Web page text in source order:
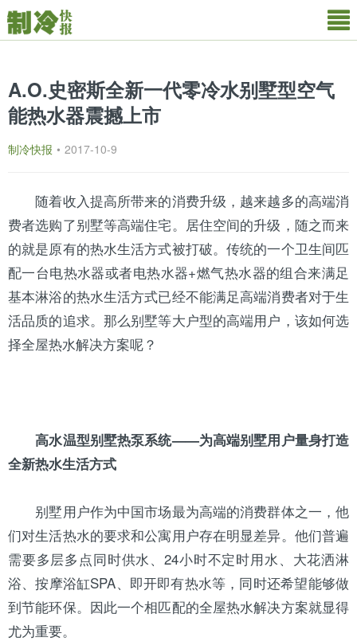
A.O.史密斯全新一代零冷水别墅型空气
能热水器震撼上市
制冷快报 • 2017-10-9
随着收入提高所带来的消费升级，越来越多的高端消
费者选购了别墅等高端住宅。居住空间的升级，随之而来
的就是原有的热水生活方式被打破。传统的一个卫生间匹
配一台电热水器或者电热水器+燃气热水器的组合来满足
基本淋浴的热水生活方式已经不能满足高端消费者对于生
活品质的追求。那么别墅等大户型的高端用户，该如何选
择全屋热水解决方案呢？
高水温型别墅热泵系统——为高端别墅用户量身打造
全新热水生活方式
别墅用户作为中国市场最为高端的消费群体之一，他
们对生活热水的要求和公寓用户存在明显差异。他们普遍
需要多层多点同时供水、24小时不定时用水、大花洒淋
浴、按摩浴缸SPA、即开即有热水等，同时还希望能够做
到节能环保。因此一个相匹配的全屋热水解决方案就显得
尤为重要。